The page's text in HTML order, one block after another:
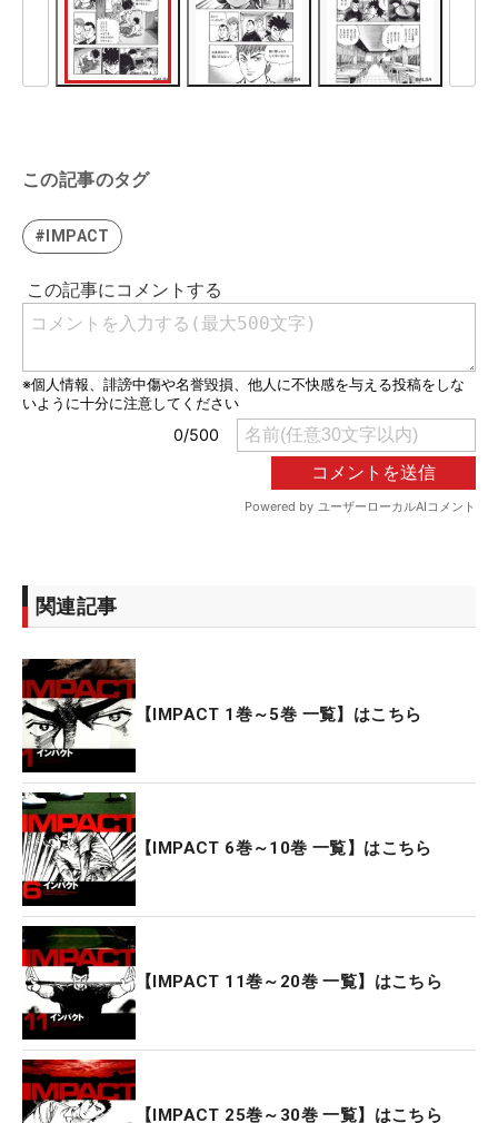
この記事のタグ
#IMPACT
関連記事
【IMPACT 1巻～5巻 一覧】はこちら
【IMPACT 6巻～10巻 一覧】はこちら
【IMPACT 11巻～20巻 一覧】はこちら
【IMPACT 25巻～30巻 一覧】はこちら